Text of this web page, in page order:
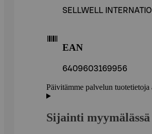
SELLWELL
EAN
6409603169956
Päivitämme palvelun
Sijainti myymälässä